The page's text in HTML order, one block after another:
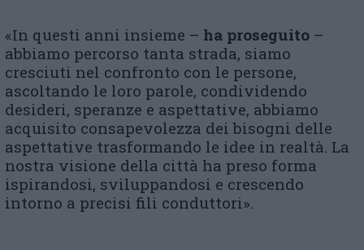
«In questi anni insieme – ha proseguito –
abbiamo percorso tanta strada, siamo
cresciuti nel confronto con le persone,
ascoltando le loro parole, condividendo
desideri, speranze e aspettative, abbiamo
acquisito consapevolezza dei bisogni delle
aspettative trasformando le idee in realtà. La
nostra visione della città ha preso forma
ispirandosi, sviluppandosi e crescendo
intorno a precisi fili conduttori».